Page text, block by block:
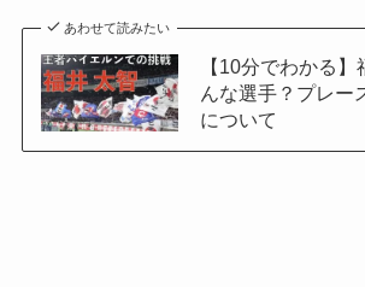
あわせて読みたい
【10分でわかる
んな選手？プレー
について